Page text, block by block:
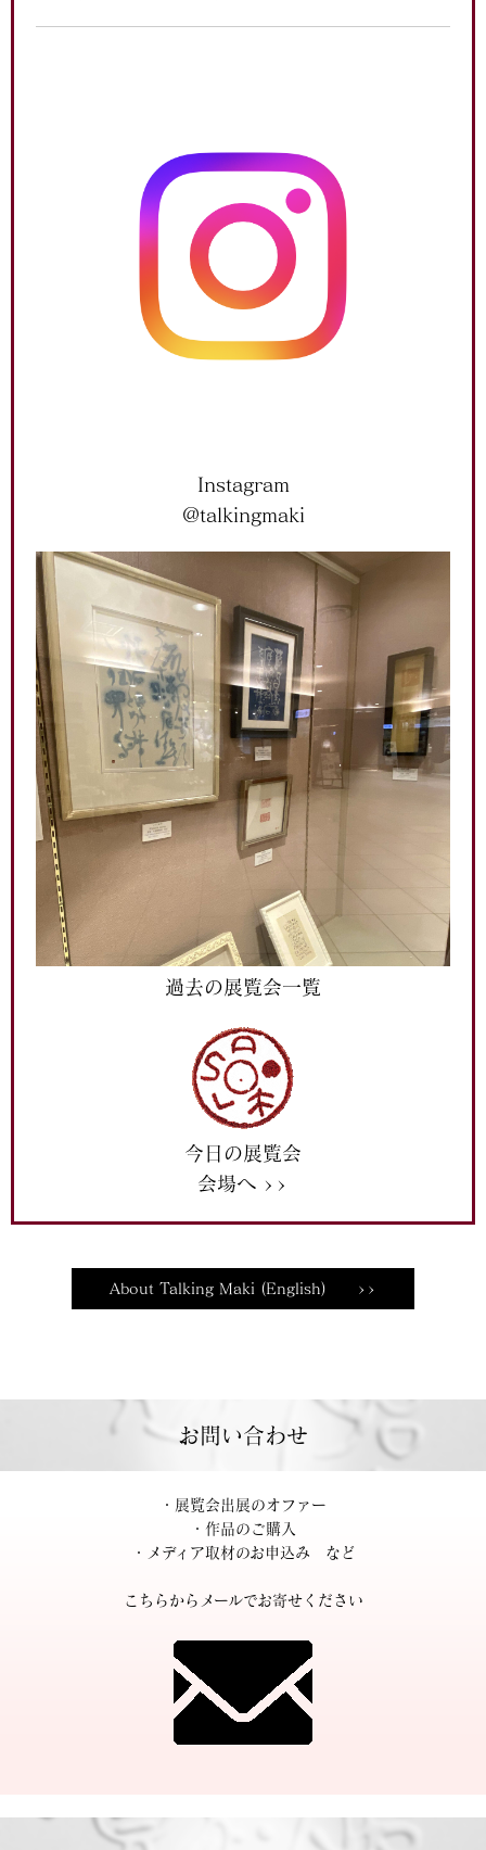
Instagram
@talkingmaki
過去の展覧会一覧
今日の展覧会
会場へ >>
About Talking Maki (English) >>
お問い合わせ
・展覧会出展のオファー
・作品のご購入
・メディア取材のお申込み など
こちらからメールでお寄せください